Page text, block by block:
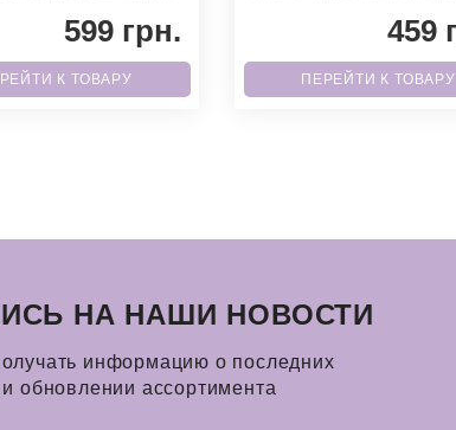
599 грн.
К ТОВАРУ
459
ПЕРЕЙТИ К ТОВАРУ
НА НАШИ НОВОСТИ
информацию о последних
обновлении ассортимента